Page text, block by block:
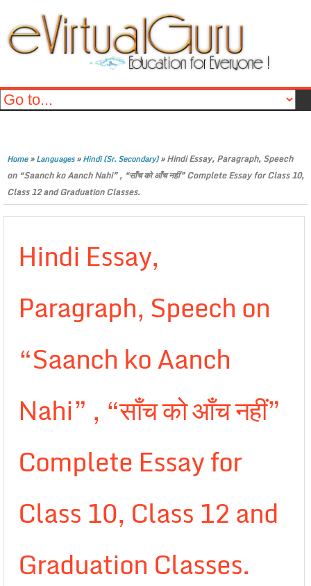
Home»Languages»Hindi (Sr. Secondary)»Hindi Essay, Paragraph, Speech
on “Saanch ko Aanch Nahi” , “साँच को आँच नहीं” Complete Essay for Class 10,
Class 12 and Graduation Classes.
Hindi Essay,
Paragraph, Speech on
“Saanch ko Aanch
Nahi” , “साँच को आँच नहीं”
Complete Essay for
Class 10, Class 12 and
Graduation Classes.